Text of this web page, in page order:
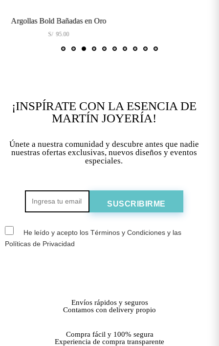
Argollas Bold Bañadas en Oro
95.00
¡INSPÍRATE CON LA ESENCIA DE
MARTÍN JOYERÍA!
Únete a nuestra comunidad y descubre antes que nadie
nuestras ofertas exclusivas, nuevos diseños y eventos
especiales.
He leído y acepto los Términos y Condiciones y las
Políticas de Privacidad
Envíos rápidos y seguros
Contamos con delivery propio
Compra fácil y 100% segura
Experiencia de compra transparente